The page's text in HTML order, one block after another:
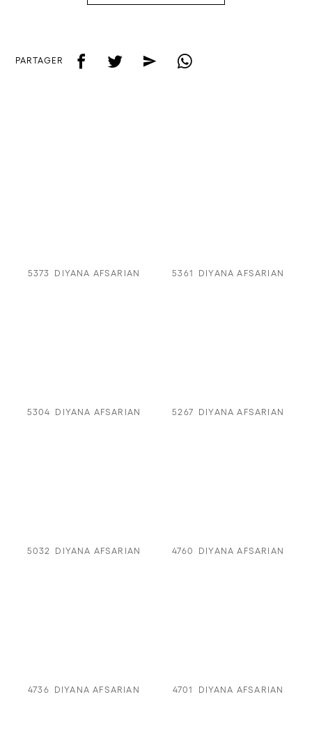
PARTAGER f t e w
5373 DIYANA AFSARIAN 5361 DIYANA AFSARIAN
5304 DIYANA AFSARIAN 5267 DIYANA AFSARIAN
5032 DIYANA AFSARIAN 4760 DIYANA AFSARIAN
4736 DIYANA AFSARIAN 4701 DIYANA AFSARIAN